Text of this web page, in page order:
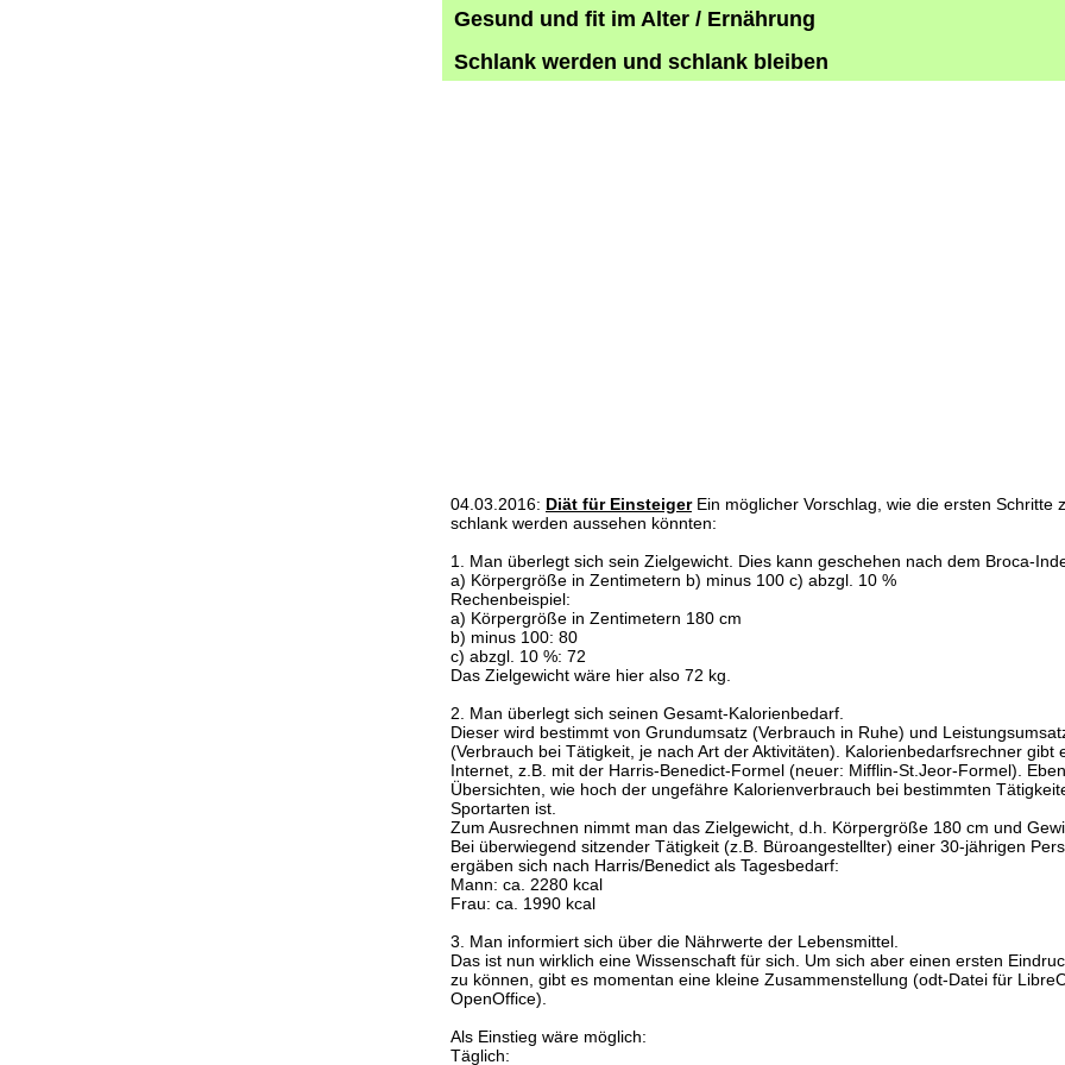
Gesund und fit im Alter / Ernährung
Schlank werden und schlank bleiben
04.03.2016: Diät für EinsteigerEin möglicher Vorschlag, wie die ersten Schritte
schlank werden aussehen könnten:
1. Man überlegt sich sein Zielgewicht. Dies kann geschehen nach dem Broca-
a) Körpergröße in Zentimetern b) minus 100 c) abzgl. 10 %
Rechenbeispiel:
a) Körpergröße in Zentimetern 180 cm
b) minus 100: 80
c) abzgl. 10 %: 72
Das Zielgewicht wäre hier also 72 kg.
2. Man überlegt sich seinen Gesamt-Kalorienbedarf.
Dieser wird bestimmt von Grundumsatz (Verbrauch in Ruhe) und
(Verbrauch bei Tätigkeit, je nach Art der Aktivitäten). Kalorienbedarfsrechner gibt
Internet, z.B. mit der Harris-Benedict-Formel (neuer: Mifflin-St.Jeor-Formel).
Übersichten, wie hoch der ungefähre Kalorienverbrauch bei bestimmten
Sportarten ist.
Zum Ausrechnen nimmt man das Zielgewicht, d.h. Körpergröße 180 cm und
Bei überwiegend sitzender Tätigkeit (z.B. Büroangestellter) einer 30-jährigen
ergäben sich nach Harris/Benedict als Tagesbedarf:
Mann: ca. 2280 kcal
Frau: ca. 1990 kcal
3. Man informiert sich über die Nährwerte der Lebensmittel.
Das ist nun wirklich eine Wissenschaft für sich. Um sich aber einen ersten
zu können, gibt es momentan eine kleine Zusammenstellung (odt-Datei für
OpenOffice).
Als Einstieg wäre möglich:
Täglich: